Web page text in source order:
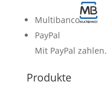
Multibanco
PayPal
Mit PayPal zahlen.
Produkte